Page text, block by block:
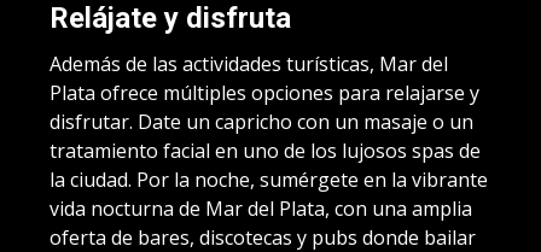
Relájate y disfruta
Además de las actividades turísticas, Mar del
Plata ofrece múltiples opciones para relajarse y
disfrutar. Date un capricho con un masaje o un
tratamiento facial en uno de los lujosos spas de
la ciudad. Por la noche, sumérgete en la vibrante
vida nocturna de Mar del Plata, con una amplia
oferta de bares, discotecas y pubs donde bailar